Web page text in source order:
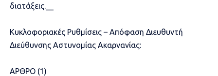
διατάξεις.__
Κυκλοφοριακές Ρυθμίσεις – Απόφαση Διευθυντή
Διεύθυνσης Αστυνομίας Ακαρνανίας:
ΑΡΘΡΟ (1)